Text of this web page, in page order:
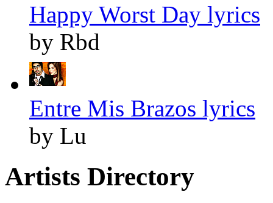
Happy Worst Day lyrics
by Rbd
Entre Mis Brazos lyrics
by Lu
Artists Directory